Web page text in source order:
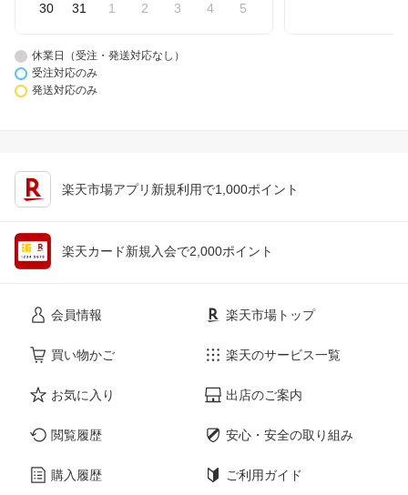
30 31 1 2 3 4 5
休業日（受注・発送対応なし）
受注対応のみ
発送対応のみ
楽天市場アプリ新規利用で1,000ポイント
楽天カード新規入会で2,000ポイント
会員情報
買い物かご
お気に入り
閲覧履歴
購入履歴
楽天市場トップ
楽天のサービス一覧
出店のご案内
安心・安全の取り組み
ご利用ガイド